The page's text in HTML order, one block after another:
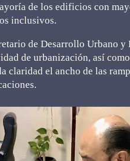
de los edificios con
inclusivos.
de Desarrollo Urbano
de urbanización, así
claridad el ancho de las